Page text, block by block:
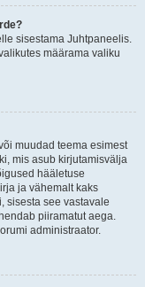
sisestama Juhtpaneelis.
määrama valiku
muudad teema esimest
mis asub kirjutamisvälja
hääletuse
ja vähemalt kaks
sisesta see vastavale
piiramatut aega.
administraator.